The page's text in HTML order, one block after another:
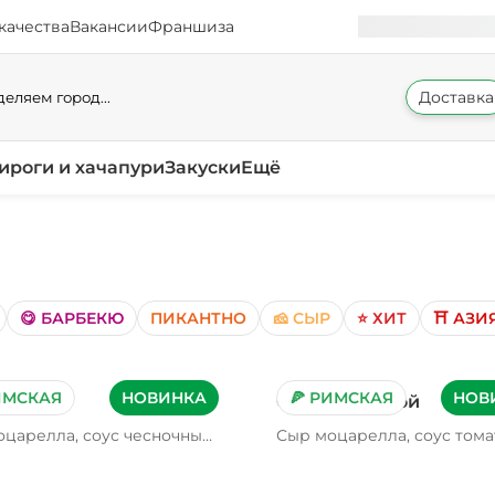
ВакансииФраншиза
город... Доставка
и хачапуриЗакускиЕщё
😋 БАРБЕКЮ ПИКАНТНО 🧀 СЫР ⭐ ХИТ ⛩️
НОВИНКА
соус чесночный,
🍕 РИМСКАЯ
С мортаделлой
Сыр моцарелла, соус